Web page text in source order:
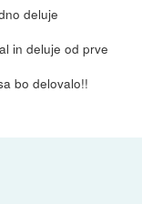
deluje
in deluje od prve
bo delovalo!!